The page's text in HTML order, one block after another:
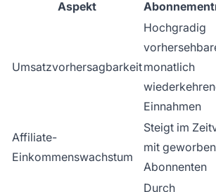
Aspekt
Umsatzvorhersagbarkeit
Hochgradig
monatlich
Einnahmen
Affiliate-
Einkommenswachstum
Steigt im
mit
Abonnenten
Durch